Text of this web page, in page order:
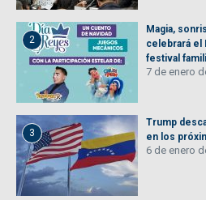
2
Magia,
celebrará el
festival
7 de enero
3
Trump
en los
6 de enero